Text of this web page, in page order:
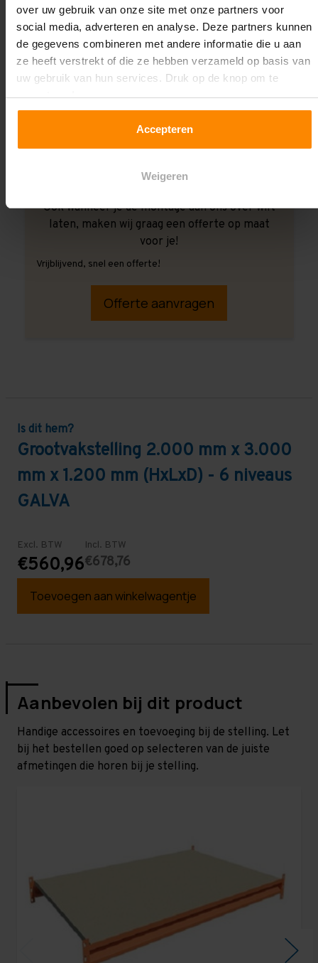
over uw gebruik van onze site met onze partners voor
social media, adverteren en analyse. Deze partners kunnen
de gegevens combineren met andere informatie die u aan
ze heeft verstrekt of die ze hebben verzameld op basis van
uw gebruik van hun services. Druk op de knop om te
accepteren!
Accepteren
Weigeren
Ook wanneer je de montage aan ons over wilt
laten, maken wij graag een offerte op maat
voor je!
Vrijblijvend, snel een offerte!
Offerte aanvragen
Is dit hem?
Grootvakstelling 2.000 mm x 3.000
mm x 1.200 mm (HxLxD) - 6 niveaus
GALVA
Excl. BTW
€560,96
Incl. BTW
€678,76
Toevoegen aan winkelwagentje
Aanbevolen bij dit product
Handige accessoires en toevoeging bij de stelling. Let
bij het bestellen goed op selecteren van de juiste
afmetingen die horen bij je stelling.